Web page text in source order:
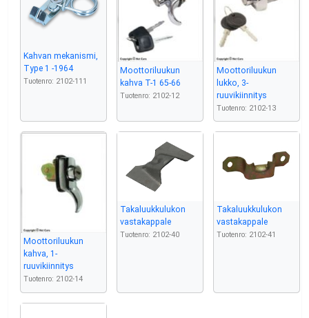
Kahvan mekanismi,
Type 1 -1964
Tuotenro: 2102-111
Moottoriluukun
kahva T-1 65-66
Tuotenro: 2102-12
Moottoriluukun
lukko, 3-
ruuvikiinnitys
Tuotenro: 2102-13
Moottoriluukun
kahva, 1-
ruuvikiinnitys
Tuotenro: 2102-14
Takaluukkulukon
vastakappale
Tuotenro: 2102-40
Takaluukkulukon
vastakappale
Tuotenro: 2102-41